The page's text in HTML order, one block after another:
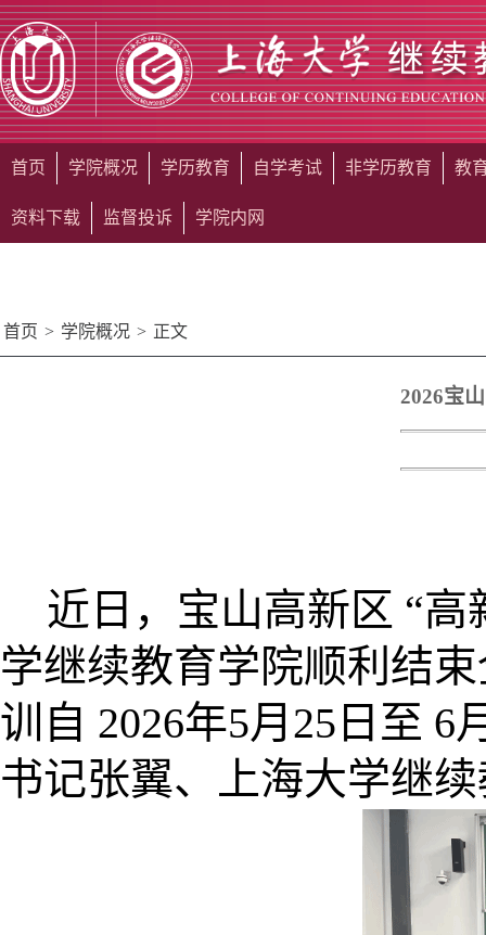
首页 学院概况 学历教育 自学考试 非学历教育 教
资料下载 监督投诉 学院内网
首页 > 学院概况 > 正文
2026宝
近日，宝山高新区 “
学继续教育学院顺利结
训自 2026年5月25日至
书记张翼、上海大学继